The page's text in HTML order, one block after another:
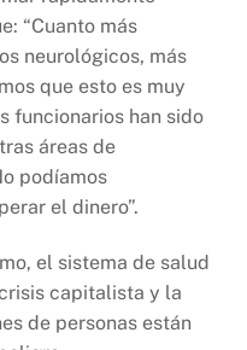
“Cuanto más
neurológicos, más
que esto es muy
funcionarios han sido
áreas de
podíamos
el dinero”.
el sistema de salud
capitalista y la
de personas están